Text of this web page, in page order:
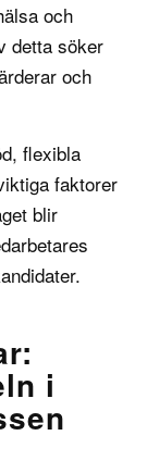
och
detta söker
och
flexibla
faktorer
blir
i